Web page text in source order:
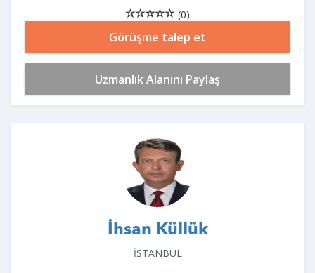
(0)
Görüşme talep et
Uzmanlık Alanını Paylaş
İhsan Küllük
İSTANBUL